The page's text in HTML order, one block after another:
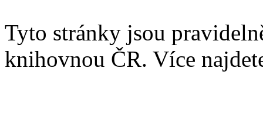
Tyto stránky jsou
knihovnou ČR. Více